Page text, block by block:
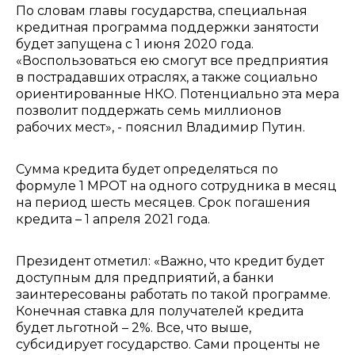
По словам главы государства, специальная
кредитная программа поддержки занятости
будет запущена с 1 июня 2020 года.
«Воспользоваться ею смогут все предприятия
в пострадавших отраслях, а также социально
ориентированные НКО. Потенциально эта мера
позволит поддержать семь миллионов
рабочих мест», - пояснил Владимир Путин.
Сумма кредита будет определяться по
формуле 1 МРОТ на одного сотрудника в месяц
на период шесть месяцев. Срок погашения
кредита – 1 апреля 2021 года.
Президент отметил: «Важно, что кредит будет
доступным для предприятий, а банки
заинтересованы работать по такой программе.
Конечная ставка для получателей кредита
будет льготной – 2%. Все, что выше,
субсидирует государство. Сами проценты не